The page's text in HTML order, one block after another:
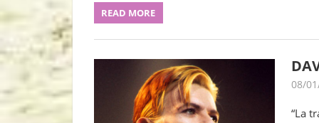
READ MORE
08/
“La